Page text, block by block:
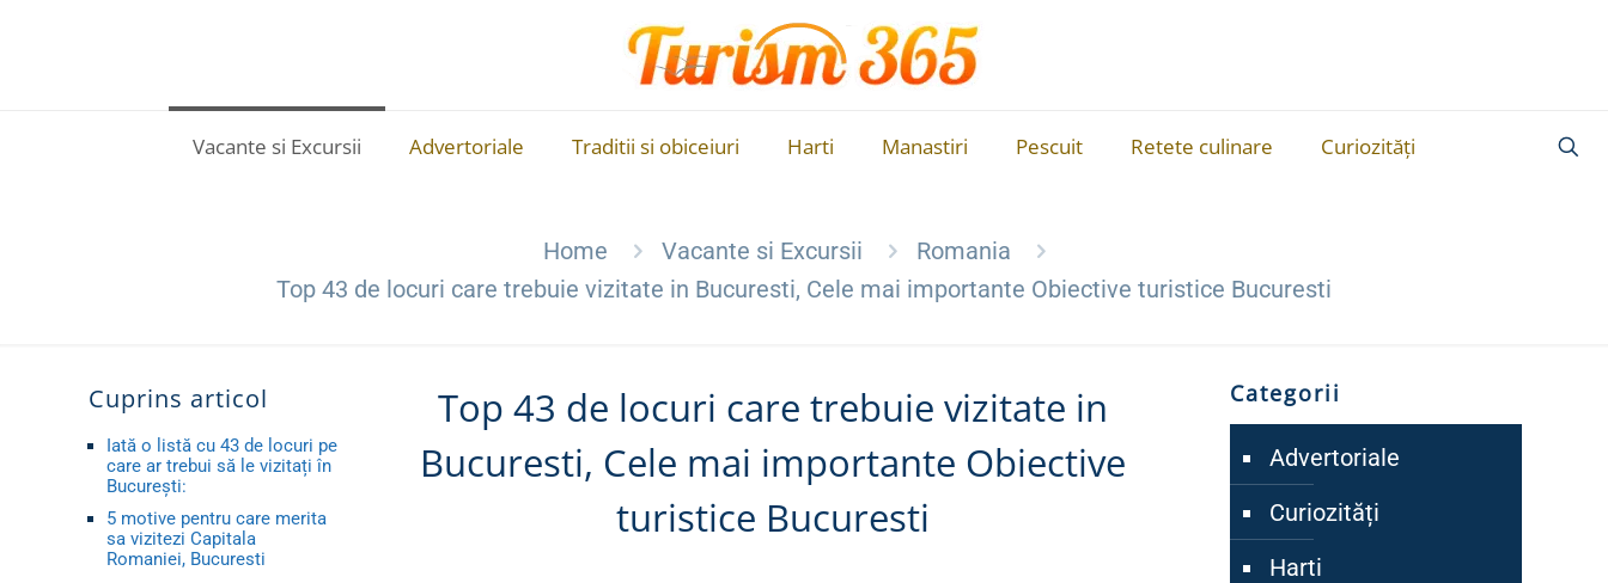
Vacante si Excursii Advertoriale Traditii si obiceiuri Harti Manastiri Pescuit Retete culinare Curiozități
Home Vacante si Excursii
Romania
Top 43 de locuri care trebuie vizitate in Bucuresti, Cele mai importante Obiective turistice Bucuresti
Cuprins articol
Iată o listă cu 43 de locuri pe
care ar trebui să le vizitați în
București:
5 motive pentru care merita
sa vizitezi Capitala
Romaniei, Bucuresti
Top 43 de locuri care trebuie vizitate in
Bucuresti, Cele mai importante Obiective
turistice Bucuresti
Categorii
Advertoriale
Curiozități
Harti